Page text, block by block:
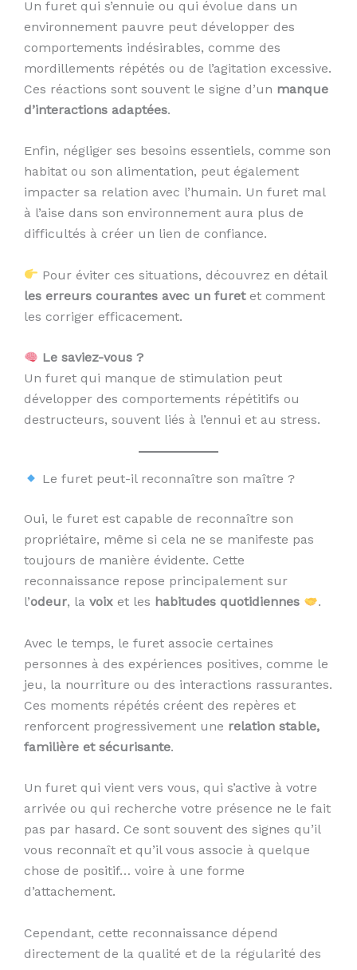
Un furet qui s’ennuie ou qui évolue dans un
environnement pauvre peut développer des
comportements indésirables, comme des
mordillements répétés ou de l’agitation excessive.
Ces réactions sont souvent le signe d’un manque
d’interactions adaptées.
Enfin, négliger ses besoins essentiels, comme son
habitat ou son alimentation, peut également
impacter sa relation avec l’humain. Un furet mal
à l’aise dans son environnement aura plus de
difficultés à créer un lien de confiance.
Pour éviter ces situations, découvrez en détail
les erreurs courantes avec un furetet comment
les corriger efficacement.
Le saviez-vous ?
Un furet qui manque de stimulation peut
développer des comportements répétitifs ou
destructeurs, souvent liés à l’ennui et au stress.
Le furet peut-il reconnaître son maître ?
Oui, le furet est capable de reconnaître son
propriétaire, même si cela ne se manifeste pas
toujours de manière évidente. Cette
reconnaissance repose principalement sur
l’odeur, la voix et les habitudes quotidiennes .
Avec le temps, le furet associe certaines
personnes à des expériences positives, comme le
jeu, la nourriture ou des interactions rassurantes.
Ces moments répétés créent des repères et
renforcent progressivement une relation stable,
familière et sécurisante.
Un furet qui vient vers vous, qui s’active à votre
arrivée ou qui recherche votre présence ne le fait
pas par hasard. Ce sont souvent des signes qu’il
vous reconnaît et qu’il vous associe à quelque
chose de positif… voire à une forme
d’attachement.
Cependant, cette reconnaissance dépend
directement de la qualité et de la régularité des